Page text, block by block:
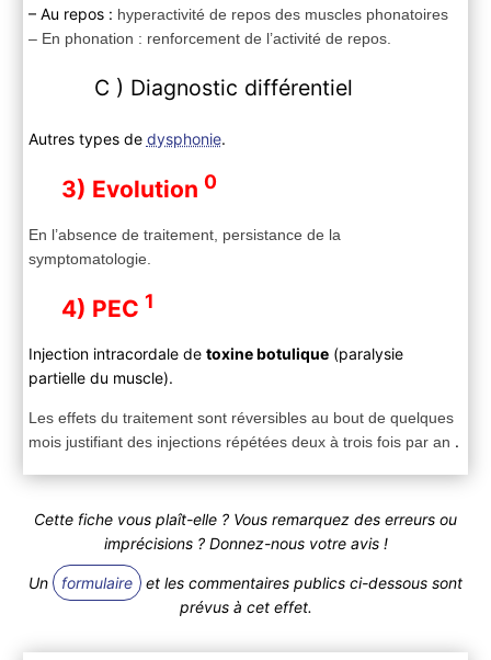
– Au repos : hyperactivité de repos des muscles phonatoires
– En phonation : renforcement de l’activité de repos.
C ) Diagnostic différentiel
Autres types de dysphonie.
3) Evolution 0
En l’absence de traitement, persistance de la
symptomatologie.
4) PEC 1
Injection intracordale de toxine botulique(paralysie
partielle du muscle).
Les effets du traitement sont réversibles au bout de quelques
mois justifiant des injections répétées deux à trois fois par an .
Cette fiche vous plaît-elle ? Vous remarquez des erreurs ou
imprécisions ? Donnez-nous votre avis !
Un formulaire
et les commentaires publics ci-dessous sont
prévus à cet effet.